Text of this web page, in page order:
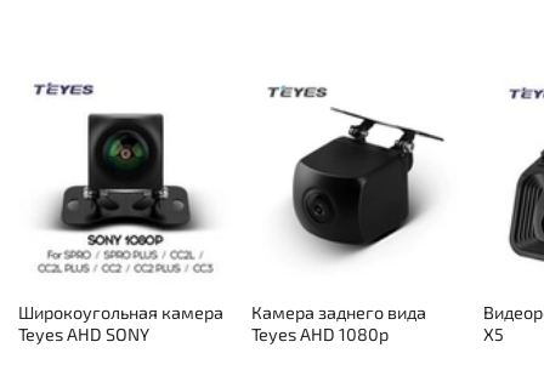
Широкоугольная камера
Teyes AHD SONY
Камера заднего вида
Teyes AHD 1080p
X5